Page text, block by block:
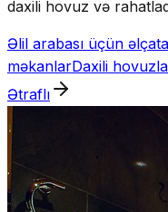
daxili hovuz və
Əlil arabası üçün
məkanlarDaxili
Ətraflı